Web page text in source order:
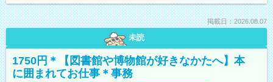
掲載日：2026.08.07
未読
1750円＊【図書館や博物館が好きなかたへ】本
に囲まれてお仕事＊事務